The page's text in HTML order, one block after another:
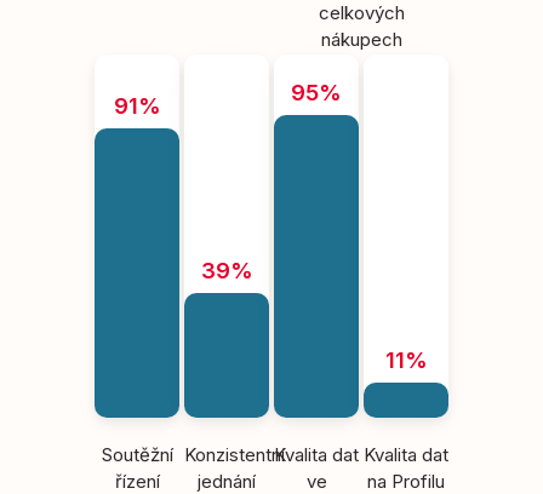
celkových
nákupech
91%
Soutěžní
řízení
39%
Konzistentní
jednání
95%
Kvalita dat
ve
11%
Kvalita dat
na Profilu